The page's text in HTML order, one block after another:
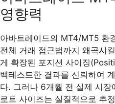
영향력
아바트레이드의 MT4/MT5 환
전체 거래 접근법까지 왜곡시
게 확장된 포지션 사이징
백테스트한 결과를 신뢰하여
다. 그러나 6개월 전 실제 시
로트 사이즈는 실질적으로 추